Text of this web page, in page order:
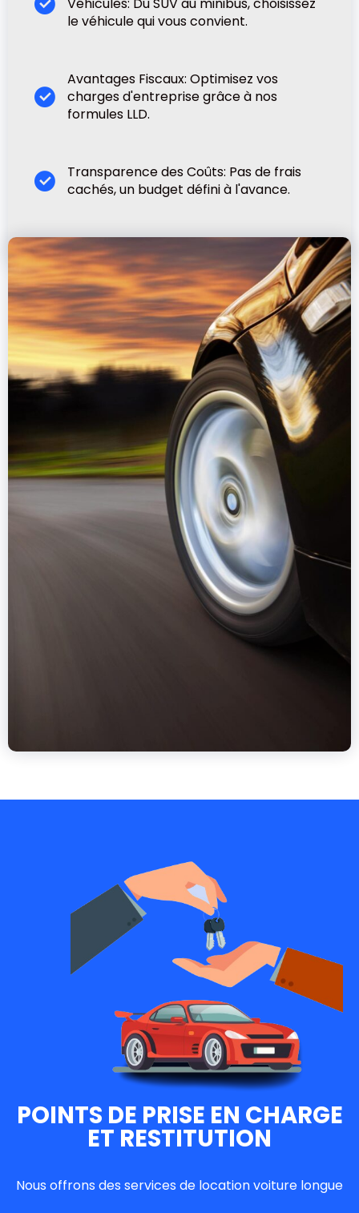
Véhicules: Du SUV au minibus, choisissez
le véhicule qui vous convient.
Avantages Fiscaux: Optimisez vos
charges d'entreprise grâce à nos
formules LLD.
Transparence des Coûts: Pas de frais
cachés, un budget défini à l'avance.
POINTS DE PRISE EN CHARGE
ET RESTITUTION
Nous offrons des services de location voiture longue